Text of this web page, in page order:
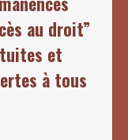
au droit”
et
à tous